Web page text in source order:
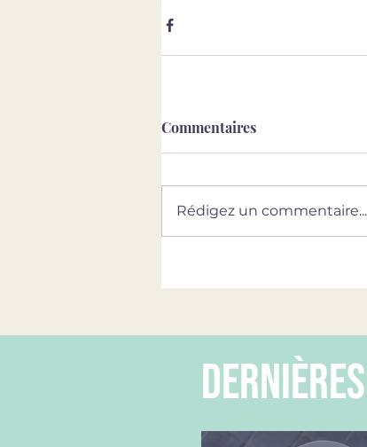
Commentaires
Rédigez un commentaire...